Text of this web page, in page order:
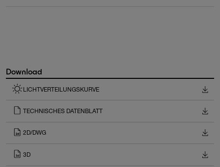
Download
LICHTVERTEILUNGSKURVE
TECHNISCHES DATENBLATT
2D/DWG
3D